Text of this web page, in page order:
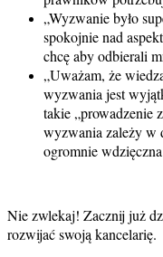
„Wyzwanie było
spokojnie nad
chcę aby odbierali
„Uważam, że
wyzwania jest
takie „prowadzenie
wyzwania zależy w
ogromnie
Nie zwlekaj! Zacznij już
rozwijać swoją kancelarię.